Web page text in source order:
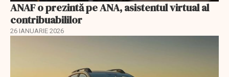
ANAF o prezintă pe ANA, asistentul virtual al
contribuabililor
26 IANUARIE 2026